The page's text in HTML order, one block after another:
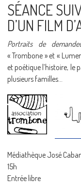
SÉANCE
D’UN FILM
Portraits de
« Trombone » et «
et poétique l’histoire, le
plusieurs familles…
Médiathèque José
15h
Entrée libre